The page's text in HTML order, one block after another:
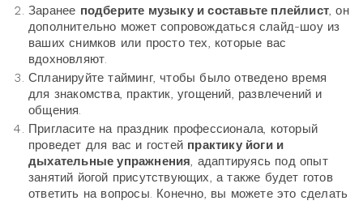
Заранее подберите музыку и составьте плейлист , он
дополнительно может сопровождаться слайд-шоу из
ваших снимков или просто тех, которые вас
вдохновляют.
Спланируйте тайминг, чтобы было отведено время
для знакомства, практик, угощений, развлечений и
общения.
Пригласите на праздник профессионала, который
проведет для вас и гостей практику йоги и
дыхательные упражнения , адаптируясь под опыт
занятий йогой присутствующих, а также будет готов
ответить на вопросы. Конечно, вы можете это сделать